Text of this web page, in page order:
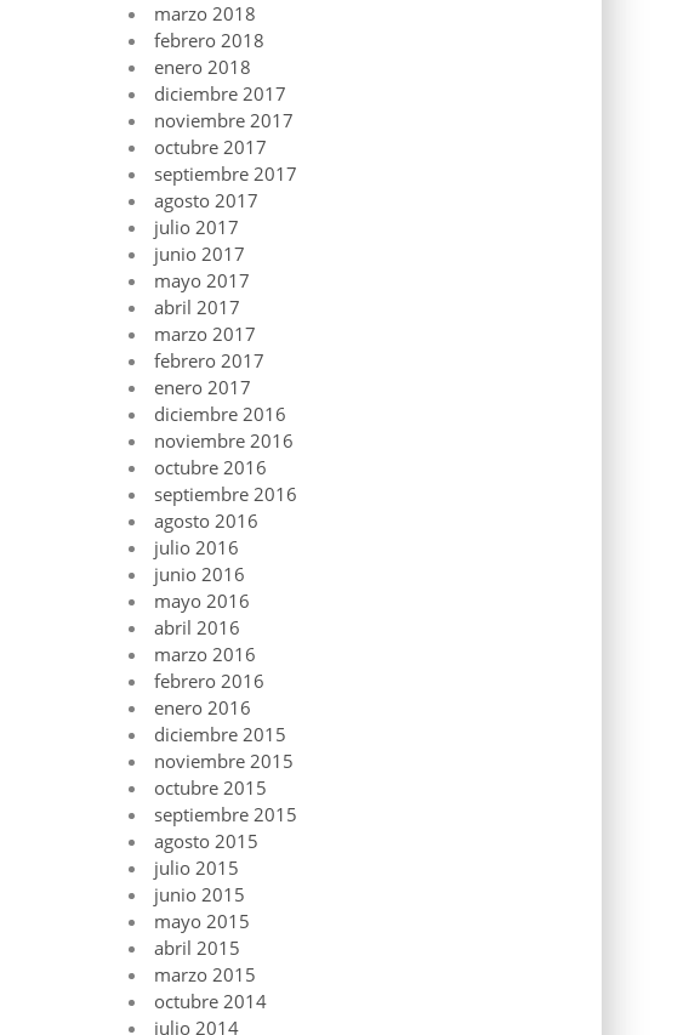
marzo 2018
febrero 2018
enero 2018
diciembre 2017
noviembre 2017
octubre 2017
septiembre 2017
agosto 2017
julio 2017
junio 2017
mayo 2017
abril 2017
marzo 2017
febrero 2017
enero 2017
diciembre 2016
noviembre 2016
octubre 2016
septiembre 2016
agosto 2016
julio 2016
junio 2016
mayo 2016
abril 2016
marzo 2016
febrero 2016
enero 2016
diciembre 2015
noviembre 2015
octubre 2015
septiembre 2015
agosto 2015
julio 2015
junio 2015
mayo 2015
abril 2015
marzo 2015
octubre 2014
julio 2014